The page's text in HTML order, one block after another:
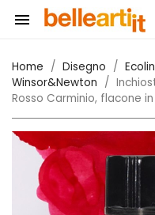

Home Disegno
Winsor&Newton
Rosso Carminio, flacone